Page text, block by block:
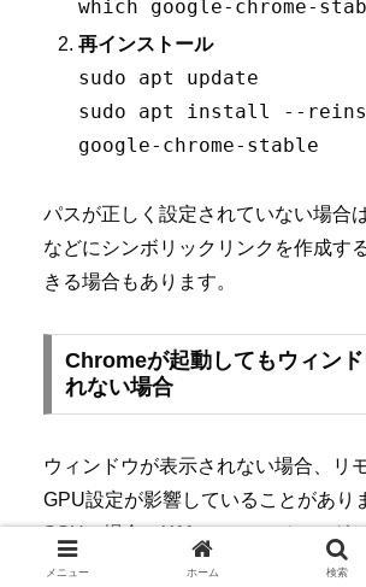
which google-chrome-
再インストール
sudo apt update
sudo apt install --
google-chrome-stable
パスが正しく設定されていない場合は
などにシンボリックリンクを作成す
きる場合もあります。
Chromeが起動してもウィンド
れない場合
ウィンドウが表示されない場合、リ
GPU設定が影響していることがあり
SSHの場合、X11フォワーディング
し、ssh -X でアクセスしてください
メニュー ホーム 検索